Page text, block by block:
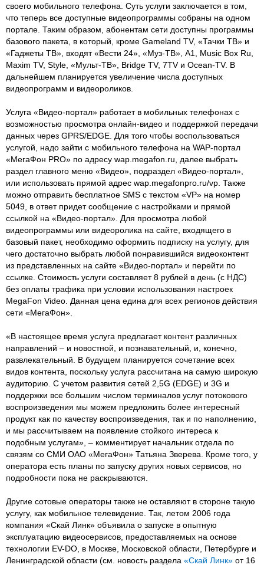
своего мобильного телефона. Суть услуги заключается в том,
что теперь все доступные видеопрограммы собраны на одном
портале. Таким образом, абонентам сети доступны программы
базового пакета, в который, кроме Gameland TV, «Тачки ТВ» и
«Гаджеты ТВ», входят «Вести 24», «Муз-ТВ», A1, Music Box Ru,
Maxim TV, Style, «Мульт-ТВ», Bridge TV, 7TV и Ocean-TV. В
дальнейшем планируется увеличение числа доступных
видеопрограмм и видеороликов.
Услуга «Видео-портал» работает в мобильных телефонах с
возможностью просмотра онлайн-видео и поддержкой передачи
данных через GPRS/EDGE. Для того чтобы воспользоваться
услугой, надо зайти с мобильного телефона на WAP-портал
«МегаФон PRO» по адресу wap.megafon.ru, далее выбрать
раздел главного меню «Видео», подраздел «Видео-портал»,
или использовать прямой адрес wap.megafonpro.ru/vp. Также
можно отправить бесплатное SMS с текстом «VP» на номер
5049, в ответ придет сообщение с настройками и прямой
ссылкой на «Видео-портал». Для просмотра любой
видеопрограммы или видеоролика на сайте, входящего в
базовый пакет, необходимо оформить подписку на услугу, для
чего достаточно выбрать любой понравившийся видеоконтент
из представленных на сайте «Видео-портал» и перейти по
ссылке. Стоимость услуги составляет 8 рублей в день (с НДС)
без оплаты трафика при условии использования настроек
MegaFon Video. Данная цена едина для всех регионов действия
сети «МегаФон».
«В настоящее время услуга предлагает контент различных
направлений – и новостной, и познавательный, и, конечно,
развлекательный. В будущем планируется сочетание всех
видов контента, поскольку услуга рассчитана на самую широкую
аудиторию. С учетом развития сетей 2,5G (EDGE) и 3G и
поддержки все большим числом терминалов услуг потокового
воспроизведения мы можем предложить более интересный
продукт как по качеству воспроизведения, так и по наполнению,
и мы рассчитываем на появление стойкого интереса к
подобным услугам», – комментирует начальник отдела по
связям со СМИ ОАО «МегаФон» Татьяна Зверева. Кроме того, у
оператора есть планы по запуску других новых сервисов, но
подробности пока не раскрываются.
Другие сотовые операторы также не оставляют в стороне такую
услугу, как мобильное телевидение. Так, летом 2006 года
компания «Скай Линк» объявила о запуске в опытную
эксплуатацию видеосервисов, предоставляемых на основе
технологии EV-DO, в Москве, Московской области, Петербурге и
Ленинградской области (см. новость раздела «Скай Линк» от 16